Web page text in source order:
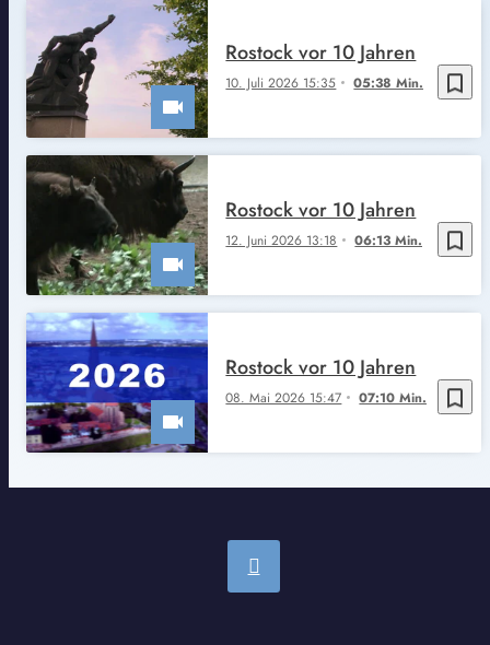
bookmark_border
10. Juli 2026 15:35 05:38 Min.
Rostock vor 10 Jahren
bookmark_border
12. Juni 2026 13:18 06:13 Min.
Rostock vor 10 Jahren
bookmark_border
08. Mai 2026 15:47 07:10 Min.
Rostock vor 10 Jahren